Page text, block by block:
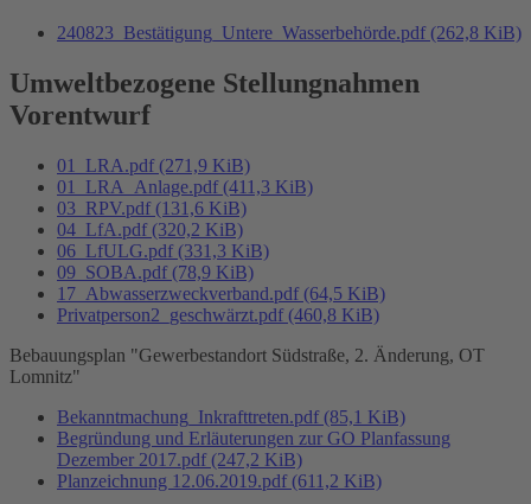
240823_Bestätigung_Untere_Wasserbehörde.pdf (262,8 KiB)
Umweltbezogene Stellungnahmen
Vorentwurf
01_LRA.pdf (271,9 KiB)
01_LRA_Anlage.pdf (411,3 KiB)
03_RPV.pdf (131,6 KiB)
04_LfA.pdf (320,2 KiB)
06_LfULG.pdf (331,3 KiB)
09_SOBA.pdf (78,9 KiB)
17_Abwasserzweckverband.pdf (64,5 KiB)
Privatperson2_geschwärzt.pdf (460,8 KiB)
Bebauungsplan "Gewerbestandort Südstraße, 2. Änderung, OT
Lomnitz"
Bekanntmachung_Inkrafttreten.pdf (85,1 KiB)
Begründung und Erläuterungen zur GO Planfassung
Dezember 2017.pdf (247,2 KiB)
Planzeichnung 12.06.2019.pdf (611,2 KiB)